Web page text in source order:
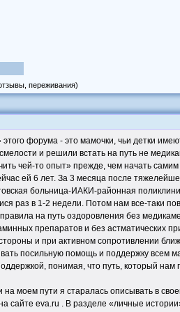
переживания)
этого форума - это мамочки, чьи детки
и решили встать на путь не
чей-то опыт» прежде, чем начать самим
ей 6 лет. За 3 месяца после
больница-ИАКИ-районная
раз в 1-2 недели. Потом нам все-таки
на путь оздоровления без
препаратов и без астматических
и при активном сопротивлении
посильную помощь и поддержку всем
понимая, что путь, который
моем пути я старалась описывать в
сайте eva.ru . В разделе «личные